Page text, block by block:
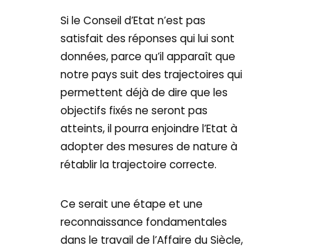
Si le Conseil d’Etat n’est pas
satisfait des réponses qui lui sont
données, parce qu’il apparaît que
notre pays suit des trajectoires qui
permettent déjà de dire que les
objectifs fixés ne seront pas
atteints, il pourra enjoindre l’Etat à
adopter des mesures de nature à
rétablir la trajectoire correcte.
Ce serait une étape et une
reconnaissance fondamentales
dans le travail de l’Affaire du Siècle,